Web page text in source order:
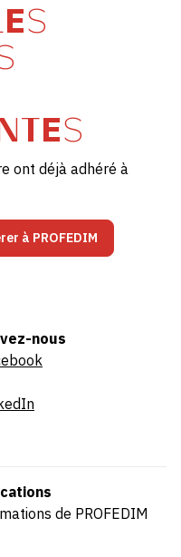
ont déjà adhéré à
à PROFEDIM
nous
de PROFEDIM